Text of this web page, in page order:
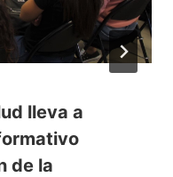
lleva a
de la